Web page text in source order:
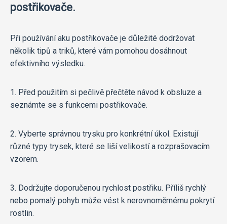
postřikovače.
Při používání aku postřikovače je důležité dodržovat
několik tipů a triků, které vám pomohou dosáhnout
efektivního výsledku.
1. Před použitím si pečlivě přečtěte návod k obsluze a
seznámte se s funkcemi postřikovače.
2. Vyberte správnou trysku pro konkrétní úkol. Existují
různé typy trysek, které se liší velikostí a rozprašovacím
vzorem.
3. Dodržujte doporučenou rychlost postřiku. Příliš rychlý
nebo pomalý pohyb může vést k nerovnoměrnému pokrytí
rostlin.